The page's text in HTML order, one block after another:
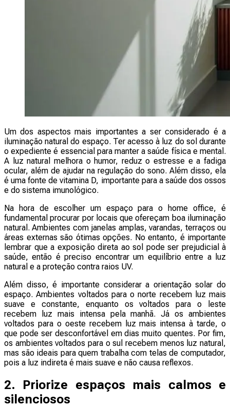
Um dos aspectos mais importantes a ser considerado é a
iluminação natural do espaço. Ter acesso à luz do sol durante
o expediente é essencial para manter a saúde física e mental.
A luz natural melhora o humor, reduz o estresse e a fadiga
ocular, além de ajudar na regulação do sono. Além disso, ela
é uma fonte de vitamina D, importante para a saúde dos ossos
e do sistema imunológico.
Na hora de escolher um espaço para o home office, é
fundamental procurar por locais que ofereçam boa iluminação
natural. Ambientes com janelas amplas, varandas, terraços ou
áreas externas são ótimas opções. No entanto, é importante
lembrar que a exposição direta ao sol pode ser prejudicial à
saúde, então é preciso encontrar um equilíbrio entre a luz
natural e a proteção contra raios UV.
Além disso, é importante considerar a orientação solar do
espaço. Ambientes voltados para o norte recebem luz mais
suave e constante, enquanto os voltados para o leste
recebem luz mais intensa pela manhã. Já os ambientes
voltados para o oeste recebem luz mais intensa à tarde, o
que pode ser desconfortável em dias muito quentes. Por fim,
os ambientes voltados para o sul recebem menos luz natural,
mas são ideais para quem trabalha com telas de computador,
pois a luz indireta é mais suave e não causa reflexos.
2. Priorize espaços mais calmos e
silenciosos